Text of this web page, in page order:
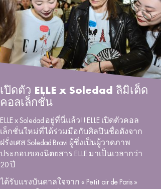
เปิดตัว ELLE x Soledad ลิมิเต็ด
คอลเล็กชั่น
ELLE x Soledad อยู่ที่นี่แล้ว!! ELLE เปิดตัวคอล
เล็กชั่นใหม่ที่ได้ร่วมมือกับศิลปินชื่อดังจาก
ฝรั่งเศส Soledad Bravi ผู้ซึ่งเป็นผู้วาดภาพ
ประกอบของนิตยสาร ELLE มาเป็นเวลากว่า
20 ปี
ได้รับแรงบันดาลใจจาก « Petit air de Paris »